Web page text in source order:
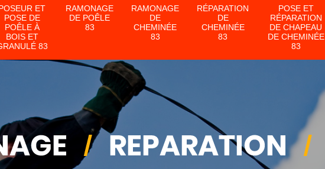
ET
POSE DE
POÊLE À
BOIS ET
83
RAMONAGE
DE POÊLE
83
RAMONAGE
DE
CHEMINÉE
83
RÉPARATION
DE
CHEMINÉE
83
POSE ET
RÉPARATION
DE CHAPEAU
DE CHEMINÉE
83